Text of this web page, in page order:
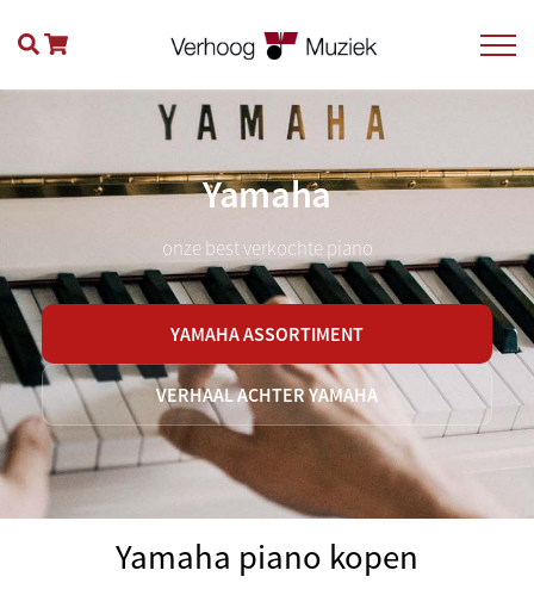
Yamaha
onze best verkochte piano
YAMAHA ASSORTIMENT
VERHAAL ACHTER YAMAHA
Yamaha piano kopen